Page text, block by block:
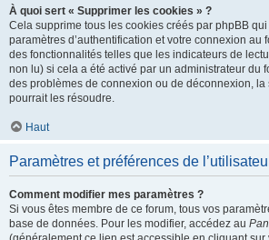
À quoi sert « Supprimer les cookies » ?
Cela supprime tous les cookies créés par phpBB
paramètres d’authentification et votre connexion au
des fonctionnalités telles que les indicateurs de
non lu) si cela a été activé par un administrateur du
des problèmes de connexion ou de déconnexion,
pourrait les résoudre.
Haut
Paramètres et préférences de
Comment modifier mes paramètres ?
Si vous êtes membre de ce forum, tous vos
base de données. Pour les modifier, accédez au